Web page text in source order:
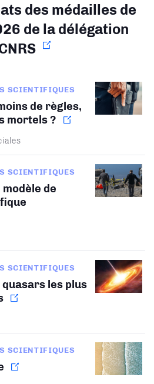
des médailles de
de la délégation
SCIENTIFIQUES
de règles,
mortels ?
SCIENTIFIQUES
de
SCIENTIFIQUES
les plus
SCIENTIFIQUES